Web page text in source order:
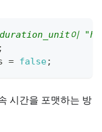
이
;
= false;
시간을 포맷하는 방